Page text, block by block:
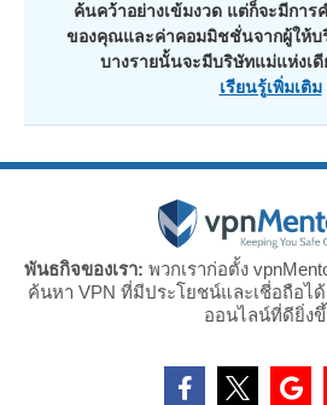
ค้นคว้าอย่างเข้มงวด แต่ก็จะมีการ
ของคุณและค่าคอมมิชชั่นจากผู้ให้บ
บางรายนั้นจะมีบริษัทแม่แห่งเดี
เรียนรู้เพิ่มเติม
พันธกิจของเรา: พวกเราก่อตั้ง
ค้นหา VPN ที่มีประโยชน์และเชี่อถือไ
ออนไลน์ที่ดียิ่ง